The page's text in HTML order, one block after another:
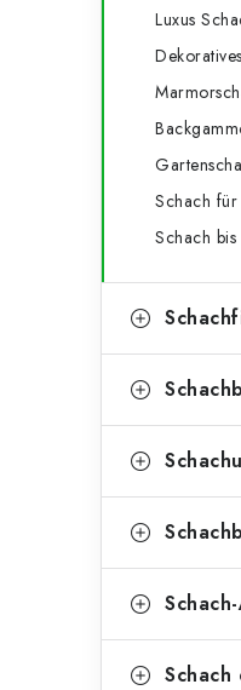
Luxus
Schach
Schach
Schach